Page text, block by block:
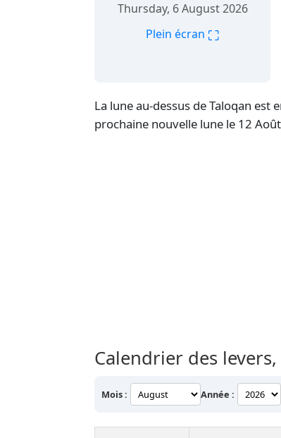
Thursday, 6 August 2026
Plein écran ⛶
La lune au-dessus de Taloqan
prochaine nouvelle lune le 12
Calendrier des
Mois : Année :